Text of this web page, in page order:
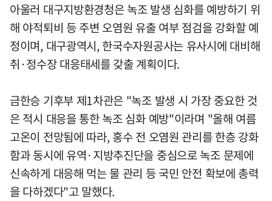
아울러 대구지방환경청은 녹조 발생 심화를 예방하기 위
해 야적퇴비 등 주변 오염원 유출 여부 점검을 강화할 예
정이며, 대구광역시, 한국수자원공사는 유사시에 대비해
취·정수장 대응태세를 갖출 계획이다.
금한승 기후부 제1차관은 "녹조 발생 시 가장 중요한 것
은 적시 대응을 통한 녹조 심화 예방"이라며 "올해 여름
고온이 전망됨에 따라, 홍수 전 오염원 관리를 한층 강화
함과 동시에 유역·지방추진단을 중심으로 녹조 문제에
신속하게 대응해 먹는 물 관리 등 국민 안전 확보에 총력
을 다하겠다"고 말했다.